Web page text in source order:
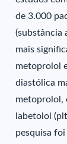
de 3.000
(substância
mais
metoprolol
diastólica
metoprolol,
labetolol
pesquisa